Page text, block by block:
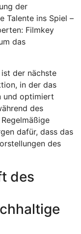
der
Talente ins Spiel –
Filmkey
das
der nächste
in der das
und optimiert
des
dafür, dass das
des
des